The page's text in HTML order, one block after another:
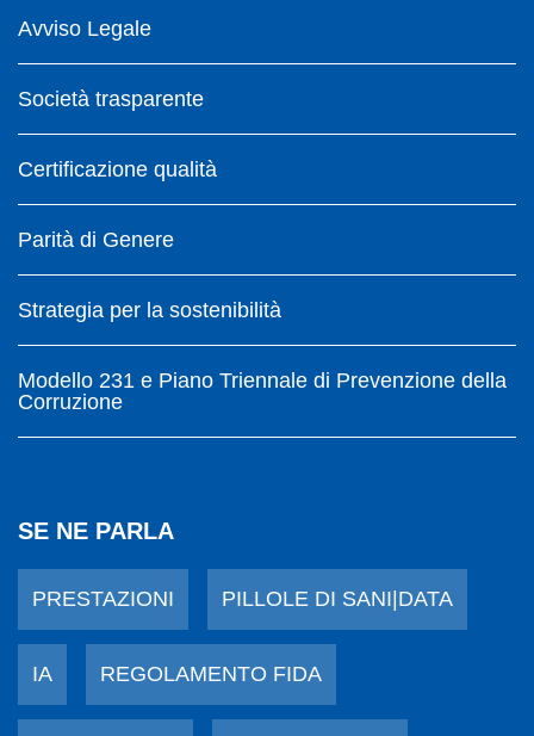
Avviso Legale
Società trasparente
Certificazione qualità
Parità di Genere
Strategia per la sostenibilità
Modello 231 e Piano Triennale di Prevenzione della
Corruzione
SE NE PARLA
PRESTAZIONI PILLOLE DI SANI|DATA
IA REGOLAMENTO FIDA